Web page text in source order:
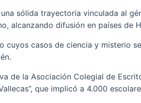
sólida trayectoria vinculada
alcanzando difusión en países de
casos de ciencia y
la Asociación Colegial de
que implicó a 4.000